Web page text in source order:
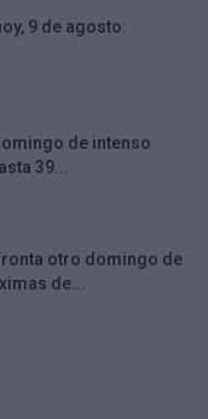
9 de agosto:
de intenso
39...
otro domingo de
de...